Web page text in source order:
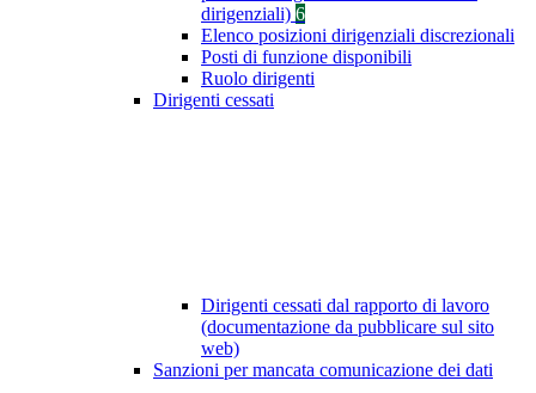
dirigenziali) 6
Elenco posizioni dirigenziali discrezionali
Posti di funzione disponibili
Ruolo dirigenti
Dirigenti cessati
Dirigenti cessati dal rapporto di lavoro
(documentazione da pubblicare sul sito
web)
Sanzioni per mancata comunicazione dei dati